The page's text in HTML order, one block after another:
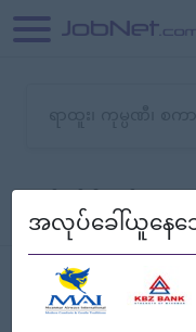
သော အလုပ်မရှိသေးပါ။
အလုပ်ခေါ်ယူနေသ